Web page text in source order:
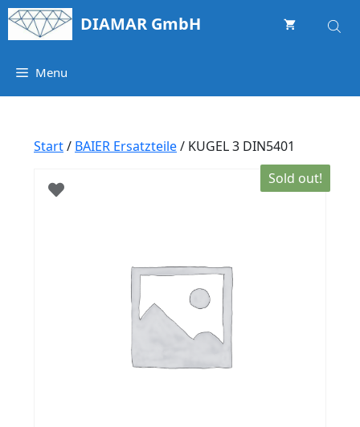
Springe
zum
DIAMAR GmbH
Menu
Start/ BAIER Ersatzteile/ KUGEL 3 DIN5401
Sold out!